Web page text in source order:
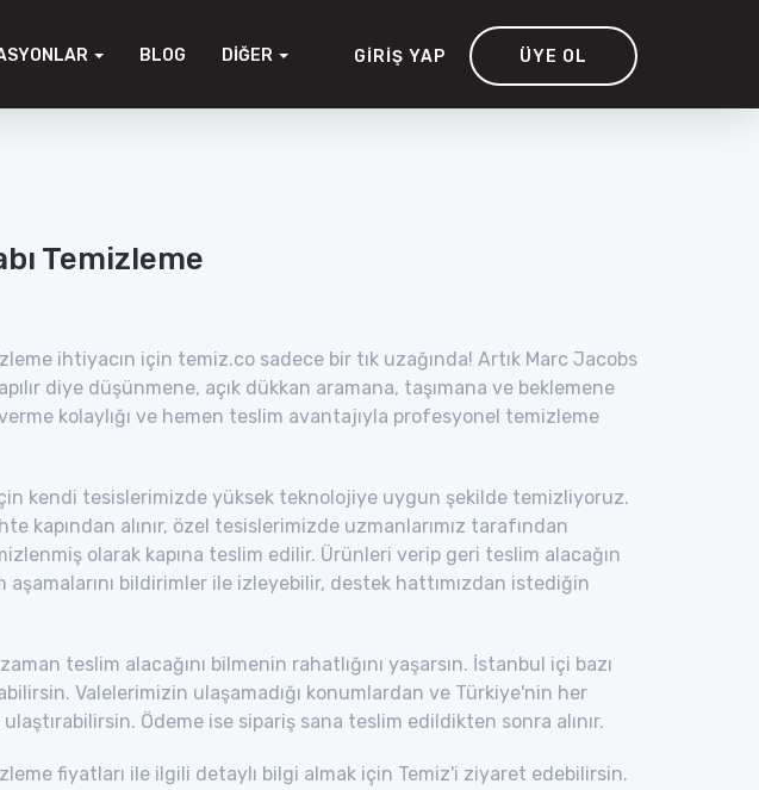
BLOG DIĞER GIRIŞ YAP ÜYE OL
Temizleme
ihtiyacın için temiz.co sadece bir tık uzağında! Artık Marc Jacobs
diye düşünmene, açık dükkan aramana, taşımana ve beklemene
kolaylığı ve hemen teslim avantajıyla profesyonel temizleme
kendi tesislerimizde yüksek teknolojiye uygun şekilde temizliyoruz.
kapından alınır, özel tesislerimizde uzmanlarımız tarafından
olarak kapına teslim edilir. Ürünleri verip geri teslim alacağın
bildirimler ile izleyebilir, destek hattımızdan istediğin
teslim alacağını bilmenin rahatlığını yaşarsın. İstanbul içi bazı
Valelerimizin ulaşamadığı konumlardan ve Türkiye'nin her
Ödeme ise sipariş sana teslim edildikten sonra alınır.
fiyatları ile ilgili detaylı bilgi almak için Temiz'i ziyaret edebilirsin.